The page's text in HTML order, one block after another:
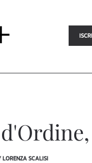
LORENZA SCALISI